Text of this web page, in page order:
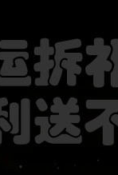
拆
送